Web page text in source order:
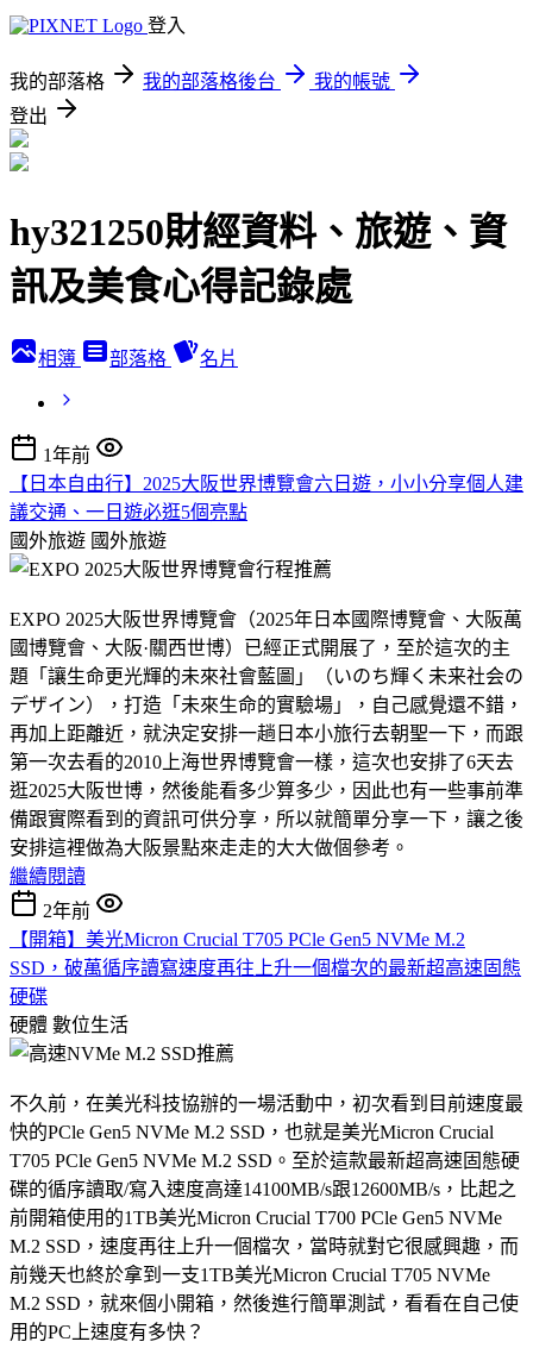
登入
我的部落格 我的部落格後台
我的帳號
登出
hy321250財經資料、旅遊、資
訊及美食心得記錄處
相簿 部落格 名片
1年前
【日本自由行】2025大阪世界博覽會六日遊，小小分享個人建
議交通、一日遊必逛5個亮點
國外旅遊 國外旅遊
EXPO 2025大阪世界博覽會（2025年日本國際博覽會、大阪萬
國博覽會、大阪·關西世博）已經正式開展了，至於這次的主
題「讓生命更光輝的未來社會藍圖」（いのち輝く未来社会の
デザイン），打造「未來生命的實驗場」，自己感覺還不錯，
再加上距離近，就決定安排一趟日本小旅行去朝聖一下，而跟
第一次去看的2010上海世界博覽會一樣，這次也安排了6天去
逛2025大阪世博，然後能看多少算多少，因此也有一些事前準
備跟實際看到的資訊可供分享，所以就簡單分享一下，讓之後
安排這裡做為大阪景點來走走的大大做個參考。
繼續閱讀
2年前
【開箱】美光Micron Crucial T705 PCle Gen5 NVMe M.2
SSD，破萬循序讀寫速度再往上升一個檔次的最新超高速固態
硬碟
硬體 數位生活
不久前，在美光科技協辦的一場活動中，初次看到目前速度最
快的PCle Gen5 NVMe M.2 SSD，也就是美光Micron Crucial
T705 PCle Gen5 NVMe M.2 SSD。至於這款最新超高速固態硬
碟的循序讀取/寫入速度高達14100MB/s跟12600MB/s，比起之
前開箱使用的1TB美光Micron Crucial T700 PCle Gen5 NVMe
M.2 SSD，速度再往上升一個檔次，當時就對它很感興趣，而
前幾天也終於拿到一支1TB美光Micron Crucial T705 NVMe
M.2 SSD，就來個小開箱，然後進行簡單測試，看看在自己使
用的PC上速度有多快？